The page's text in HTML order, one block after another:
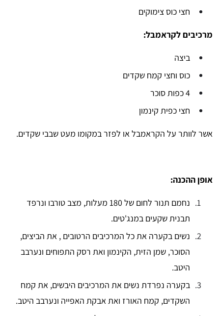
חצי כוס צימוקים
מרכיבים לקראמבל:
ביצה
כוס וחצי קמח שקדים
4 כפות סוכר
חצי כפית קינמון
אשר לוותר על הקראמבלאו לפזר במקומו מעט שבבי שקדים.
אופן ההכנה:
נחמם תנור לחום של 180 מעלות, מצב טורבו ונרפד
תבנית שקעים במנג'טים.
נשים בקערה את כל המרכיבים הרטובים , את הביצים,
הסוכר, שמן הזית, הקינמון ואת רסק התפוחים ונערבב
היטב.
בקערה נפרדת נשים את המרכיבים היבשים, את קמח
השקדים, קמח האורז ואת אבקת האפייה ונערבב היטב.